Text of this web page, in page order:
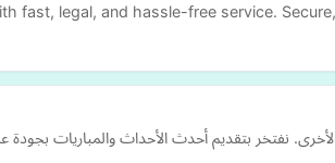
fast, legal, and hassle-free service.
نفتخر بتقديم أحدث الأحداث والمباريات بجودة